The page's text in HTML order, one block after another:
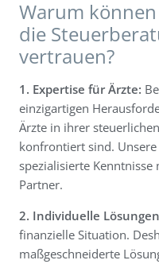
Warum
die
vertrauen?
1. Expertise für Ärzte:
einzigartigen
Ärzte in ihrer
konfrontiert sind.
spezialisierte Kenntnisse
Partner.
2. Individuelle
finanzielle Situation.
maßgeschneiderte